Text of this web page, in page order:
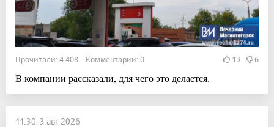
Прочитали: 4 408 Комментарии: 0 13 6
В компании рассказали, для чего это делается.
11:30, 3 авг 2026